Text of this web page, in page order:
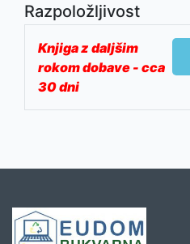
Razpoložljivost
Knjiga z daljšim
rokom dobave - cca
30 dni